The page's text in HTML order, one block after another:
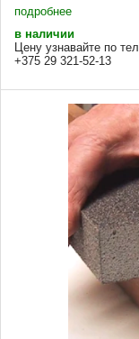
подробнее
в наличии
Цену узнавайте по
+375 29 321-52-13